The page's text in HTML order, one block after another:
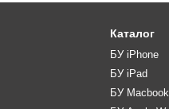
Каталог
БУ iPhone
БУ iPad
БУ Macbook